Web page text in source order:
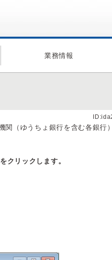
業務情報
関（ゆうちょ銀行を含む各銀行
クリックします。